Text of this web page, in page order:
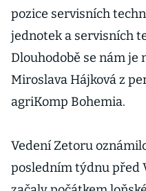
pozice servisních
jednotek a servisních
Dlouhodobě se nám je
Miroslava Hájková z
agriKomp Bohemia.
Vedení Zetoru
posledním týdnu před